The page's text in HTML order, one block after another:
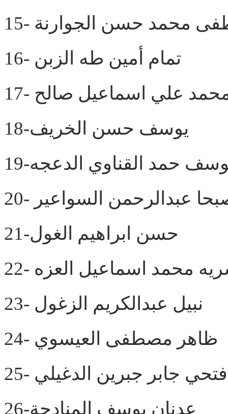
محمد حسن الجوارنة
16- تمام أمين طه الزبن
محمد علي اسماعيل صالح
18-يوسف حسن الخريف
يوسف حمد القناوي الدعجه
صبحا عبدالرحمن السواعير
21-حسن ابراهيم الغول
سريه محمد اسماعيل العزه
23- نبيل عبدالكريم الزغول
24- ظاهر مصطفى العيسوي
25- فتحي جابر جبرين الدغيلي
26-عدنان يوسف المنادحة